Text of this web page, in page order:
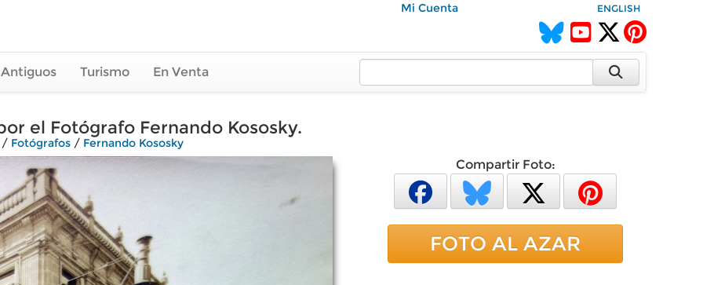
Mi Cuenta ENGLISH
Turismo En Venta
el Fotógrafo Fernando Kososky.
Fotógrafos / Fernando Kososky
Compartir Foto:
FOTO AL AZAR